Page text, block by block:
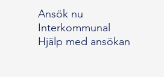
Ansök nu
Interkommunal
Hjälp med ansökan